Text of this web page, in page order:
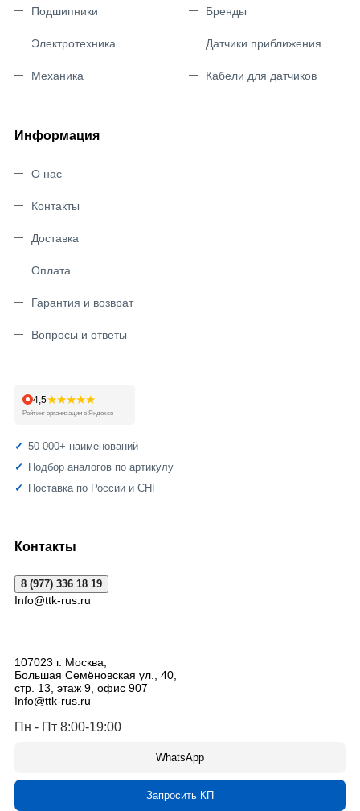
Подшипники
Электротехника
Механика
Бренды
Датчики приближения
Кабели для датчиков
Информация
О нас
Контакты
Доставка
Оплата
Гарантия и возврат
Вопросы и ответы
4,5★★★★★
Рейтинг организации в Яндексе
50 000+ наименований
Подбор аналогов по артикулу
Поставка по России и СНГ
Контакты
8 (977) 336 18 19
Info@ttk-rus.ru
107023 г. Москва,
Большая Семёновская ул., 40,
стр. 13, этаж 9, офис 907
Info@ttk-rus.ru
Пн - Пт 8:00-19:00
WhatsApp
Запросить КП